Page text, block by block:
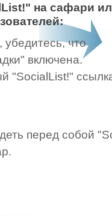
на сафари
что
включена.
"SocialList!"
перед собой